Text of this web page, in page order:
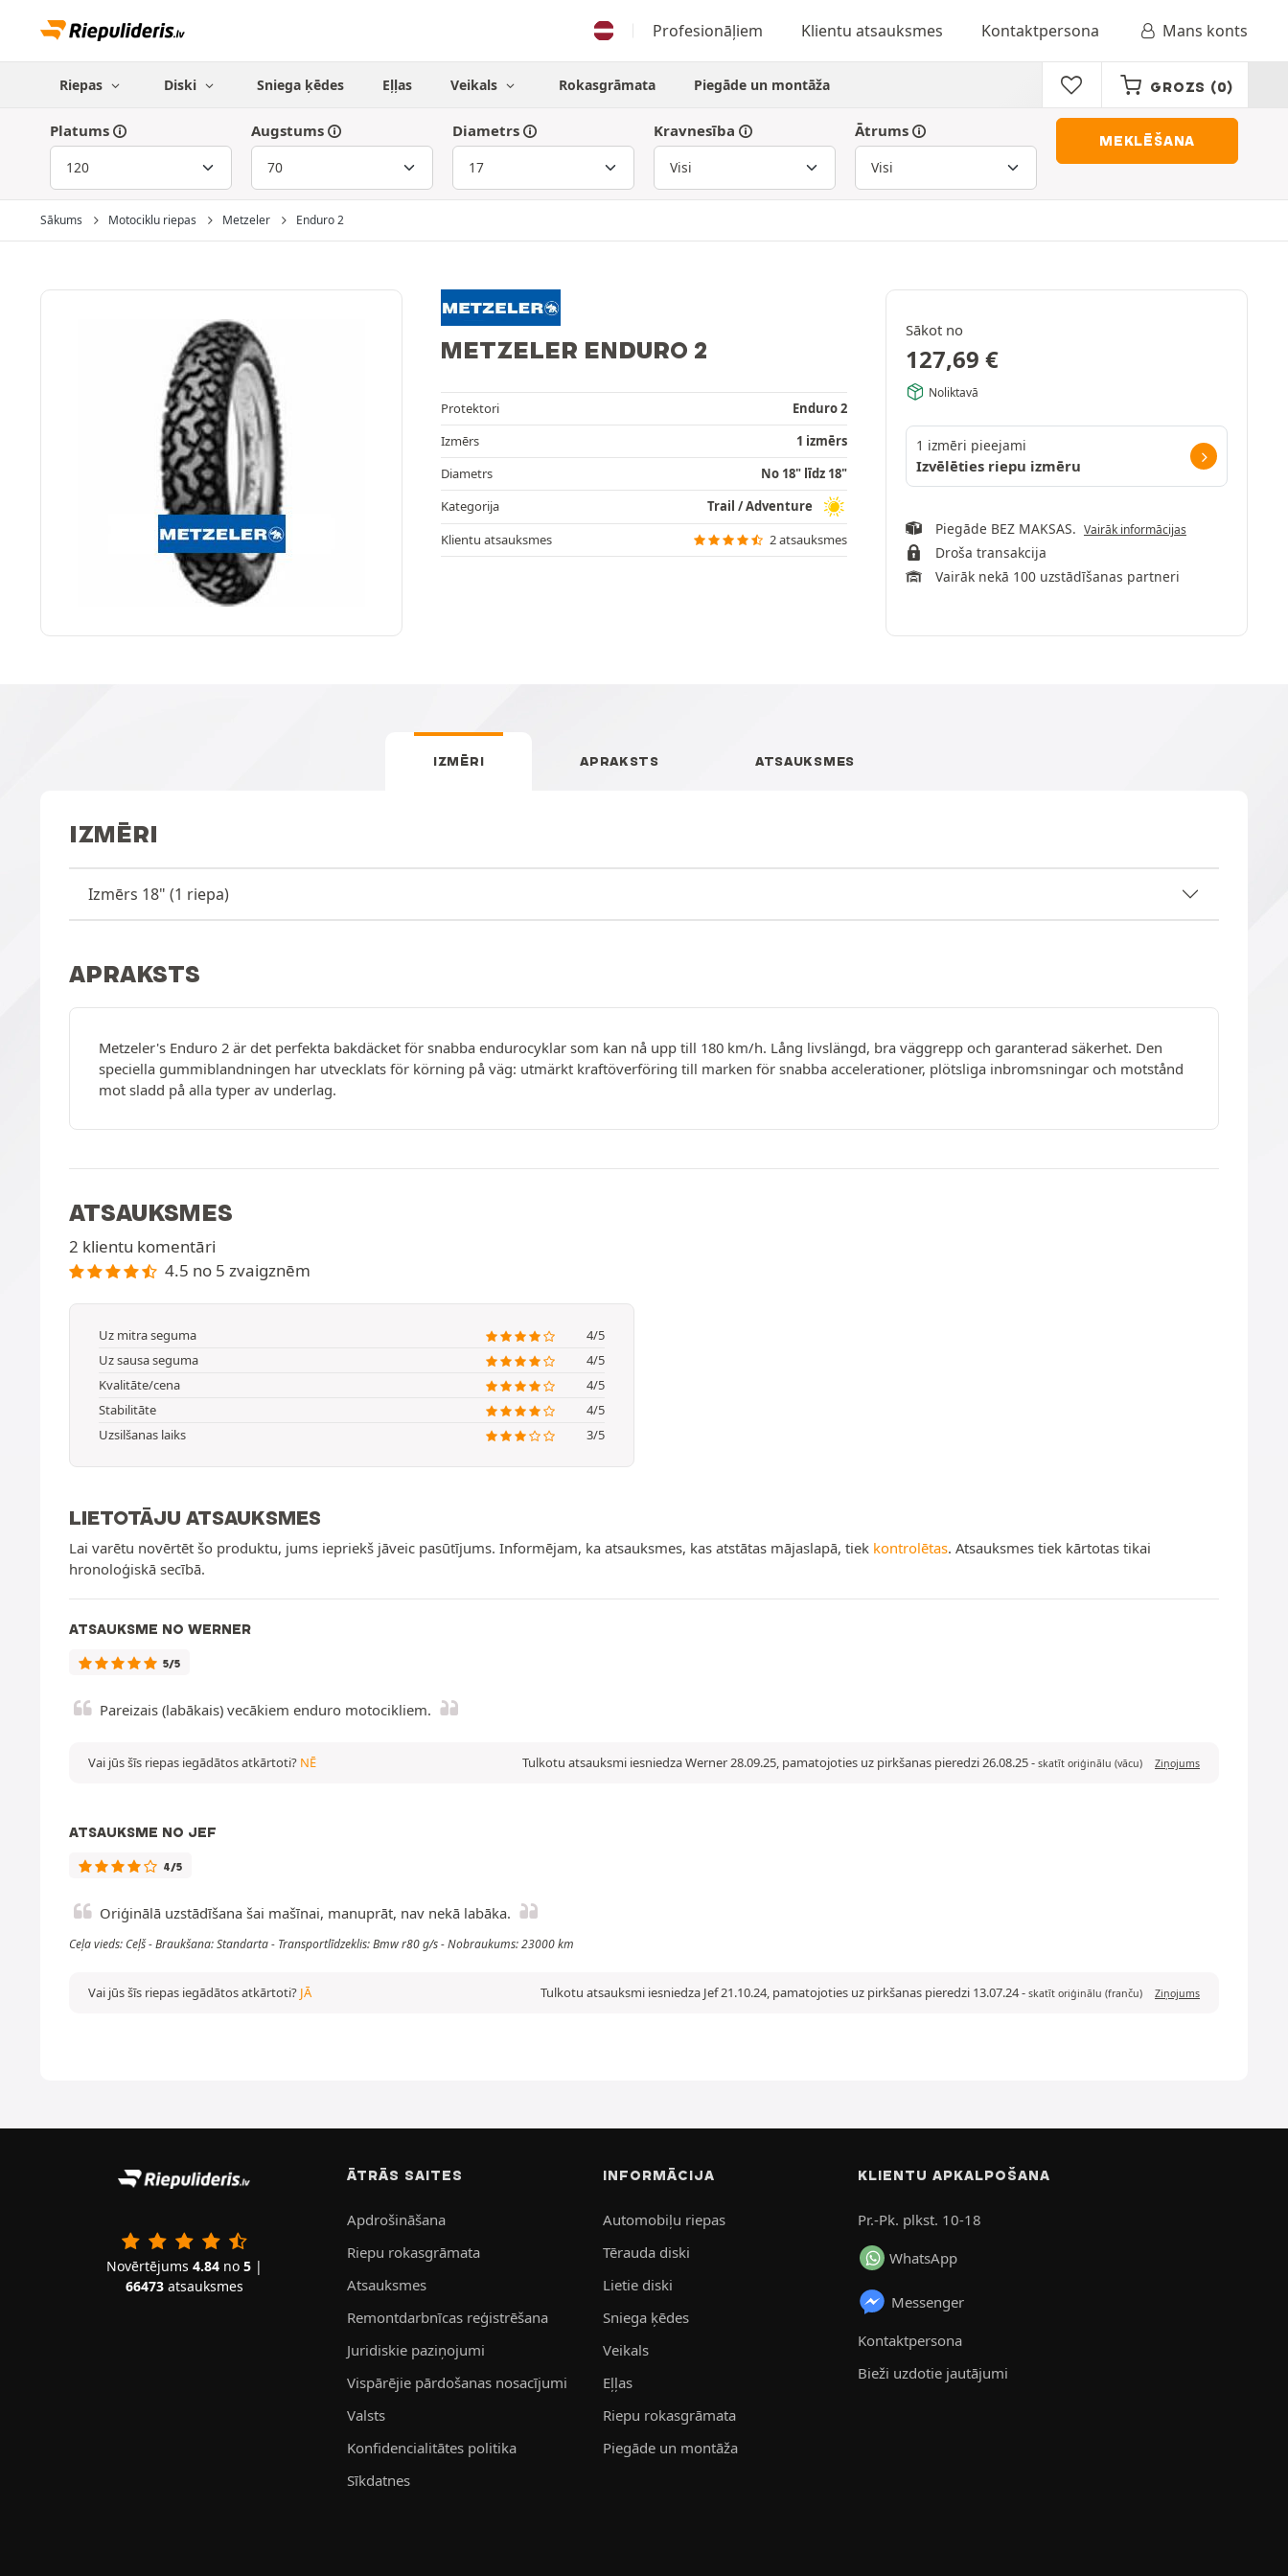
Profesionāļiem Klientu atsauksmes Kontaktpersona Mans konts
Riepas Diski Sniega ķēdes Eļļas Veikals Rokasgrāmata Piegāde un montāža GROZS (0)
Platums Augstums Diametrs Kravnesība Ātrums
MEKLĒŠANA
Sākums Motociklu riepas Metzeler Enduro 2
METZELER ENDURO 2
Protektori
Enduro 2
Izmērs
1 izmērs
Diametrs
No 18" līdz 18"
Kategorija
Trail / Adventure
Klientu atsauksmes
2 atsauksmes
Sākot no
127,69 €
Noliktavā
1 izmēri pieejami
Izvēlēties riepu izmēru
Piegāde BEZ MAKSAS. Vairāk informācijas
Droša transakcija
Vairāk nekā 100 uzstādīšanas partneri
IZMĒRI APRAKSTS ATSAUKSMES
IZMĒRI
Izmērs 18" (1 riepa)
APRAKSTS
Metzeler's Enduro 2 är det perfekta bakdäcket för snabba endurocyklar som kan nå upp till 180 km/h. Lång livslängd, bra väggrepp och garanterad säkerhet. Den
speciella gummiblandningen har utvecklats för körning på väg: utmärkt kraftöverföring till marken för snabba accelerationer, plötsliga inbromsningar och motstånd
mot sladd på alla typer av underlag.
ATSAUKSMES
2 klientu komentāri
4.5 no 5 zvaigznēm
Uz mitra seguma
4/5
Uz sausa seguma
4/5
Kvalitāte/cena
4/5
Stabilitāte
4/5
Uzsilšanas laiks
3/5
LIETOTĀJU ATSAUKSMES
Lai varētu novērtēt šo produktu, jums iepriekš jāveic pasūtījums. Informējam, ka atsauksmes, kas atstātas mājaslapā, tiek kontrolētas. Atsauksmes tiek kārtotas tikai
hronoloģiskā secībā.
ATSAUKSME NO WERNER
5/5
Pareizais (labākais) vecākiem enduro motocikliem.
Tulkotu atsauksmi iesniedza Werner 28.09.25, pamatojoties uz pirkšanas pieredzi 26.08.25- skatīt oriģinālu (vācu) Ziņojums
Vai jūs šīs riepas iegādātos atkārtoti? NĒ
ATSAUKSME NO JEF
4/5
Oriģinālā uzstādīšana šai mašīnai, manuprāt, nav nekā labāka.
Ceļa vieds: Ceļš - Braukšana: Standarta - Transportlīdzeklis: Bmw r80 g/s - Nobraukums: 23000 km
Tulkotu atsauksmi iesniedza Jef 21.10.24, pamatojoties uz pirkšanas pieredzi 13.07.24- skatīt oriģinālu (franču) Ziņojums
Vai jūs šīs riepas iegādātos atkārtoti? JĀ
Novērtējums 4.84no 5|
66473atsauksmes
ĀTRĀS SAITES
Apdrošināšana
Riepu rokasgrāmata
Atsauksmes
Remontdarbnīcas reģistrēšana
Juridiskie paziņojumi
Vispārējie pārdošanas nosacījumi
Valsts
Konfidencialitātes politika
Sīkdatnes
INFORMĀCIJA
Automobiļu riepas
Tērauda diski
Lietie diski
Sniega ķēdes
Veikals
Eļļas
Riepu rokasgrāmata
Piegāde un montāža
KLIENTU APKALPOŠANA
Pr.-Pk. plkst. 10-18
WhatsApp
Messenger
Kontaktpersona
Bieži uzdotie jautājumi